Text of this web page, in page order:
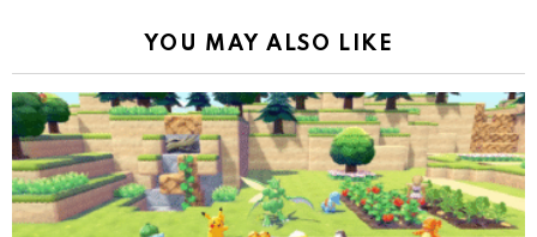
YOU MAY ALSO LIKE